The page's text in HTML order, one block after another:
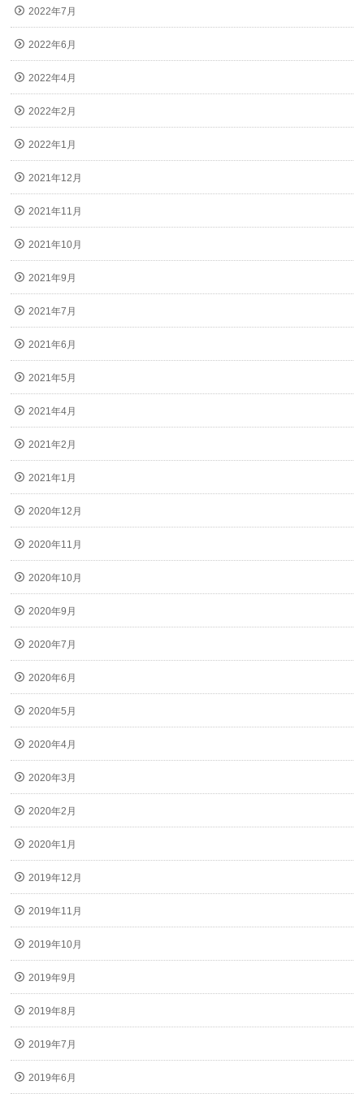
2022年7月
2022年6月
2022年4月
2022年2月
2022年1月
2021年12月
2021年11月
2021年10月
2021年9月
2021年7月
2021年6月
2021年5月
2021年4月
2021年2月
2021年1月
2020年12月
2020年11月
2020年10月
2020年9月
2020年7月
2020年6月
2020年5月
2020年4月
2020年3月
2020年2月
2020年1月
2019年12月
2019年11月
2019年10月
2019年9月
2019年8月
2019年7月
2019年6月